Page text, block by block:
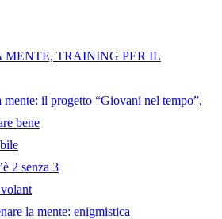
TRAINING PER IL
il progetto “Giovani nel tempo”,
bene
2 senza 3
la mente: enigmistica